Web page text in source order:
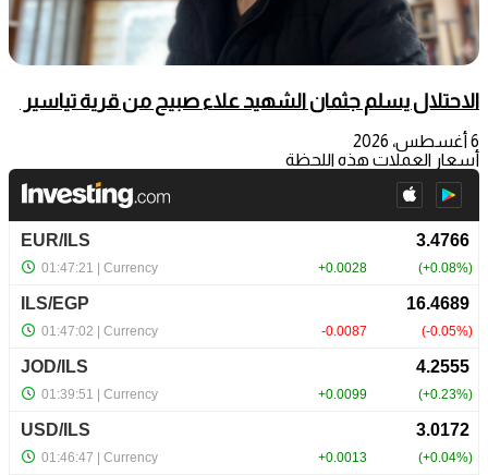
الاحتلال يسلم جثمان الشهيد علاء صبيح من قرية تياسير
6 أغسطس، 2026
أسعار العملات هذه اللحظة